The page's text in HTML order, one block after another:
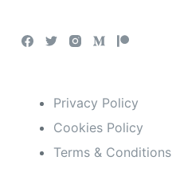
Privacy Policy
Cookies Policy
Terms & Conditions